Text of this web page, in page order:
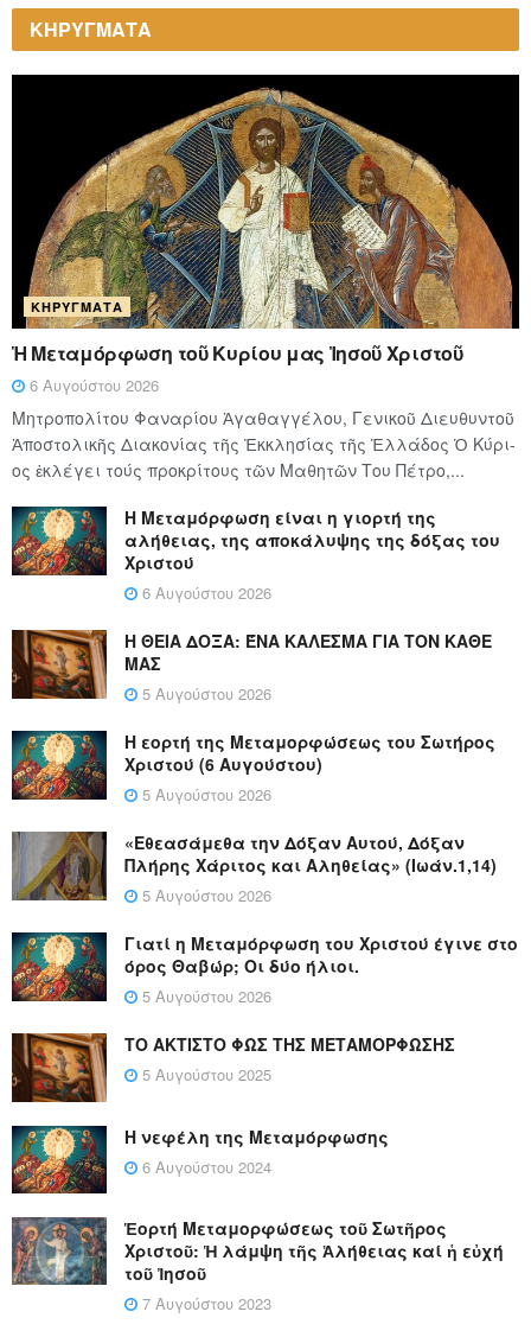
ΚΗΡΥΓΜΑΤΑ
ΚΗΡΎΓΜΑΤΑ
Ἡ Μεταμόρφωση τοῦ Κυρίου μας Ἰησοῦ Χριστοῦ
6 Αυγούστου 2026
Μητροπολίτου Φαναρίου Ἀγαθαγγέλου, Γενικοῦ Διευθυντοῦ
Ἀποστολικῆς Διακονίας τῆς Ἐκκλησίας τῆς Ἑλλάδος Ὁ Κύ­ρι­
ος ἐκλέγει τούς προ­κρί­τους τῶν Μα­θη­τῶν Του Πέ­τρο,...
Η Μεταμόρφωση είναι η γιορτή της
αλήθειας, της αποκάλυψης της δόξας του
Χριστού
6 Αυγούστου 2026
Η ΘΕΙΑ ΔΟΞΑ: ΈΝΑ ΚΑΛΕΣΜΑ ΓΙΑ ΤΟΝ ΚΑΘΕ
ΜΑΣ
5 Αυγούστου 2026
Η εορτή της Μεταμορφώσεως του Σωτήρος
Χριστού (6 Αυγούστου)
5 Αυγούστου 2026
«Εθεασάμεθα την Δόξαν Αυτού, Δόξαν
Πλήρης Χάριτος και Αληθείας» (Ιωάν.1,14)
5 Αυγούστου 2026
Γιατί η Μεταμόρφωση του Χριστού έγινε στο
όρος Θαβώρ; Οι δύο ήλιοι.
5 Αυγούστου 2026
ΤΟ ΑΚΤΙΣΤΟ ΦΩΣ ΤΗΣ ΜΕΤΑΜΟΡΦΩΣΗΣ
5 Αυγούστου 2025
Η νεφέλη της Μεταμόρφωσης
6 Αυγούστου 2024
Ἑορτή Μεταμορφώσεως τοῦ Σωτῆρος
Χριστοῦ: Ἡ λάμψη τῆς Ἀλήθειας καί ἡ εὐχή
τοῦ Ἰησοῦ
7 Αυγούστου 2023